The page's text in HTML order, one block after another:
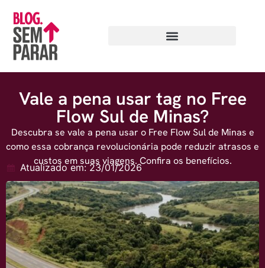
Vale a pena usar tag no Free
Flow Sul de Minas?
Descubra se vale a pena usar o Free Flow Sul de Minas e
como essa cobrança revolucionária pode reduzir atrasos e
custos em suas viagens. Confira os benefícios.
Atualizado em: 23/01/2026